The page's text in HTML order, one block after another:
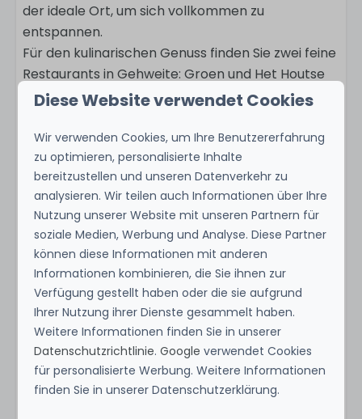
der ideale Ort, um sich vollkommen zu
entspannen.
Für den kulinarischen Genuss finden Sie zwei feine
Restaurants in Gehweite: Groen und Het Houtse
Meer. Frisches Brot, Gebäck, Kaffee und
entfernten De Jong-DELI. Die Gegend bietet
unendliche Möglichkeiten für Naturliebhaber und
Abenteurer: Wandern Sie durch die Vrachelse
Heide, erkunden Sie die Loonse und Drunense
Duinen oder entdecken Sie den Nationalpark De
Biesbosch vom Wasser aus oder zu Fuß.
Golfbegeisterte können sich auf den
nahegelegenen Golfplätzen austoben, während
Wanderer, Radfahrer und Mountainbiker die
schönsten Routen finden. Geschichte und Kultur
werden mit der Befreiungsroute Brabant und den
alten Wasserleitungen wie der Zuiderwaterlinie
lebendig, die Ihnen zeigen, wie Brabant einst
Diese Website verwendet Cookies
Wir verwenden Cookies, um Ihre Benutzererfahrung
zu optimieren, personalisierte Inhalte
bereitzustellen und unseren Datenverkehr zu
analysieren. Wir teilen auch Informationen über Ihre
Nutzung unserer Website mit unseren Partnern für
soziale Medien, Werbung und Analyse. Diese Partner
können diese Informationen mit anderen
Informationen kombinieren, die Sie ihnen zur
Verfügung gestellt haben oder die sie aufgrund
Ihrer Nutzung ihrer Dienste gesammelt haben.
Weitere Informationen finden Sie in unserer
Datenschutzrichtlinie.Google verwendet Cookies
für personalisierte Werbung. Weitere Informationen
finden Sie in unserer Datenschutzerklärung.